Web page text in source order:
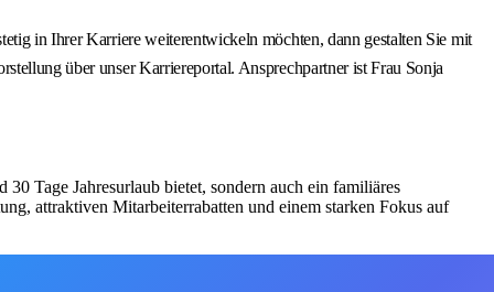
in Ihrer Karriere weiterentwickeln möchten, dann gestalten Sie mit
über unser Karriereportal. Ansprechpartner ist Frau Sonja
Tage Jahresurlaub bietet, sondern auch ein familiäres
attraktiven Mitarbeiterrabatten und einem starken Fokus auf